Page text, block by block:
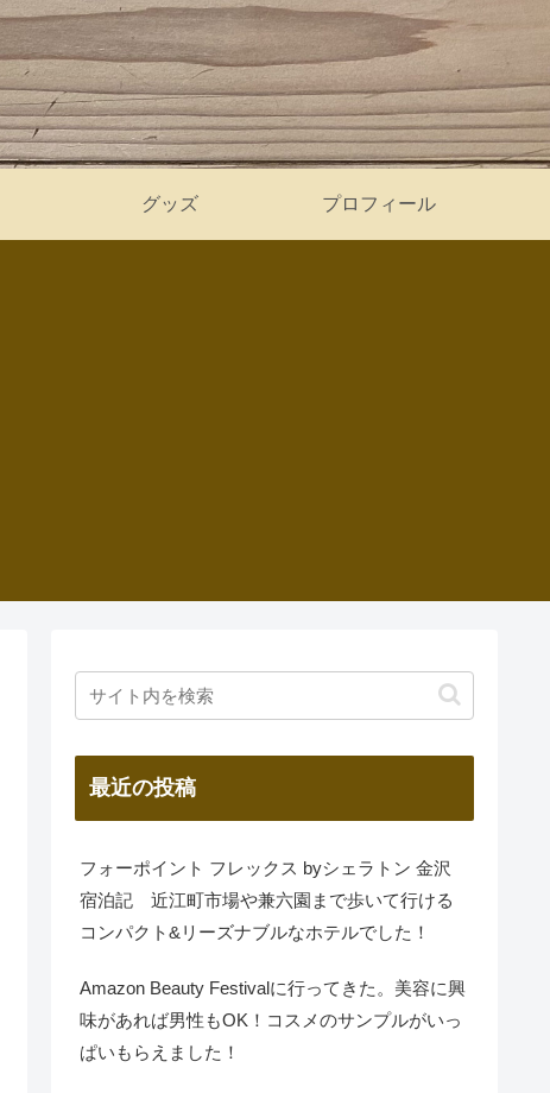
グッズ プロフィール
最近の投稿
フォーポイント フレックス byシェラトン 金沢
宿泊記 近江町市場や兼六園まで歩いて行ける
コンパクト&リーズナブルなホテルでした！
Amazon Beauty Festivalに行ってきた。美容に興
味があれば男性もOK！コスメのサンプルがいっ
ぱいもらえました！